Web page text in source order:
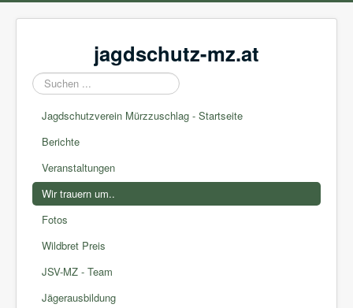
jagdschutz-mz.at
Suchen
...
Jagdschutzverein Mürzzuschlag - Startseite
Berichte
Veranstaltungen
Wir trauern um..
Fotos
Wildbret Preis
JSV-MZ - Team
Jägerausbildung